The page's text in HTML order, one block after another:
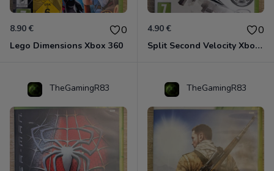
8.90 € 0
Lego Dimensions Xbox 360
4.90 € 0
Split Second Velocity Xbox 360
TheGamingR83 TheGamingR83